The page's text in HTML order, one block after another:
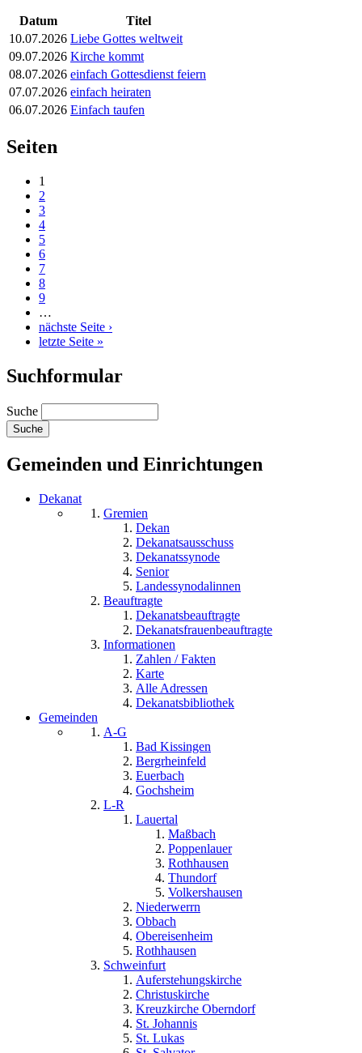
Datum
Titel
10.07.2026 Liebe Gottes weltweit
09.07.2026 Kirche kommt
08.07.2026 einfach Gottesdienst feiern
07.07.2026 einfach heiraten
06.07.2026 Einfach taufen
Seiten
1
2
3
4
5
6
7
8
9
…
nächste Seite ›
letzte Seite »
Suchformular
Suche
Gemeinden und Einrichtungen
Dekanat
Gremien
Dekan
Dekanatsausschuss
Dekanatssynode
Senior
Landessynodalinnen
Beauftragte
Dekanatsbeauftragte
Dekanatsfrauenbeauftragte
Informationen
Zahlen / Fakten
Karte
Alle Adressen
Dekanatsbibliothek
Gemeinden
A-G
Bad Kissingen
Bergrheinfeld
Euerbach
Gochsheim
L-R
Lauertal
Maßbach
Poppenlauer
Rothhausen
Thundorf
Volkershausen
Niederwerrn
Obbach
Obereisenheim
Rothhausen
Schweinfurt
Auferstehungskirche
Christuskirche
Kreuzkirche Oberndorf
St. Johannis
St. Lukas